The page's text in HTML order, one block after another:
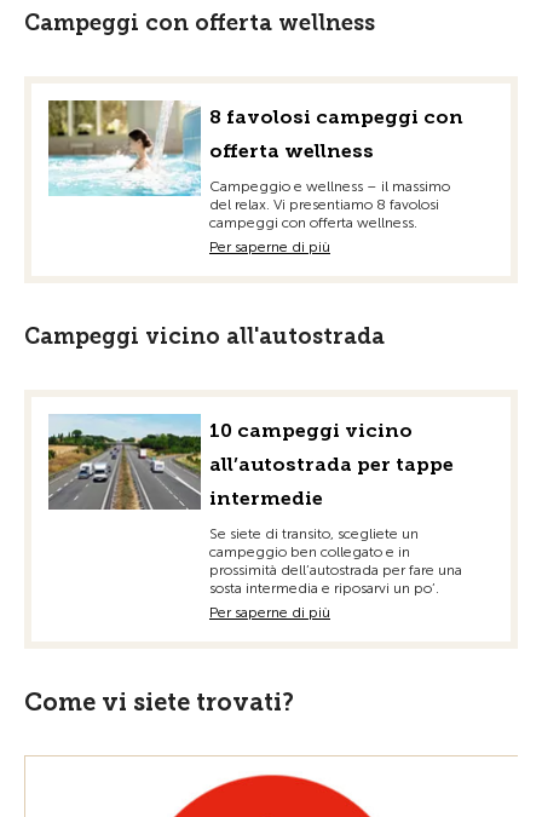
Campeggi con offerta wellness
8 favolosi campeggi con
offerta wellness
Campeggio e wellness – il massimo
del relax. Vi presentiamo 8 favolosi
campeggi con offerta wellness.
Per saperne di più
Campeggi vicino all'autostrada
10 campeggi vicino
all’autostrada per tappe
intermedie
Se siete di transito, scegliete un
campeggio ben collegato e in
prossimità dell’autostrada per fare una
sosta intermedia e riposarvi un po’.
Per saperne di più
Come vi siete trovati?